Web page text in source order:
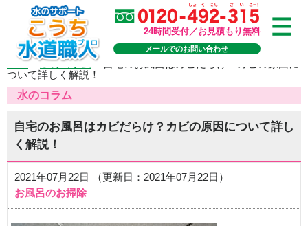
24時間受付／お見積もり無料
メールでのお問い合わせ
TOP>水のコラム >
ついて詳しく解説！
水のコラム
自宅のお風呂はカビだらけ？カビの原因について詳し
く解説！
2021年07月22日 （更新日：2021年07月22日）
お風呂のお掃除